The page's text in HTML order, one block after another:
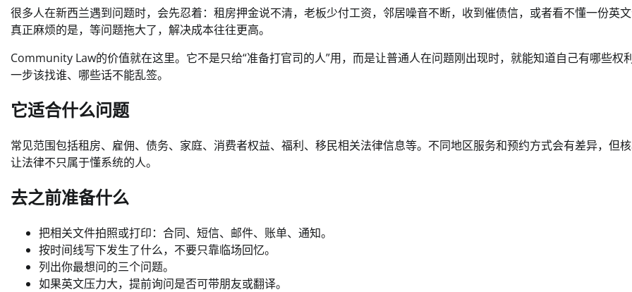
很多人在新西兰遇到问题时，会先忍着：租房押金说不清，老板少付工资，邻居噪音不断，收到催债信，或者看不懂一份英文
真正麻烦的是，等问题拖大了，解决成本往往更高。
Community Law的价值就在这里。它不是只给“准备打官司的人”用，而是让普通人在问题刚出现时，就能知道自己有哪些权
一步该找谁、哪些话不能乱签。
它适合什么问题
常见范围包括租房、雇佣、债务、家庭、消费者权益、福利、移民相关法律信息等。不同地区服务和预约方式会有差异，但
让法律不只属于懂系统的人。
去之前准备什么
把相关文件拍照或打印：合同、短信、邮件、账单、通知。
按时间线写下发生了什么，不要只靠临场回忆。
列出你最想问的三个问题。
如果英文压力大，提前询问是否可带朋友或翻译。